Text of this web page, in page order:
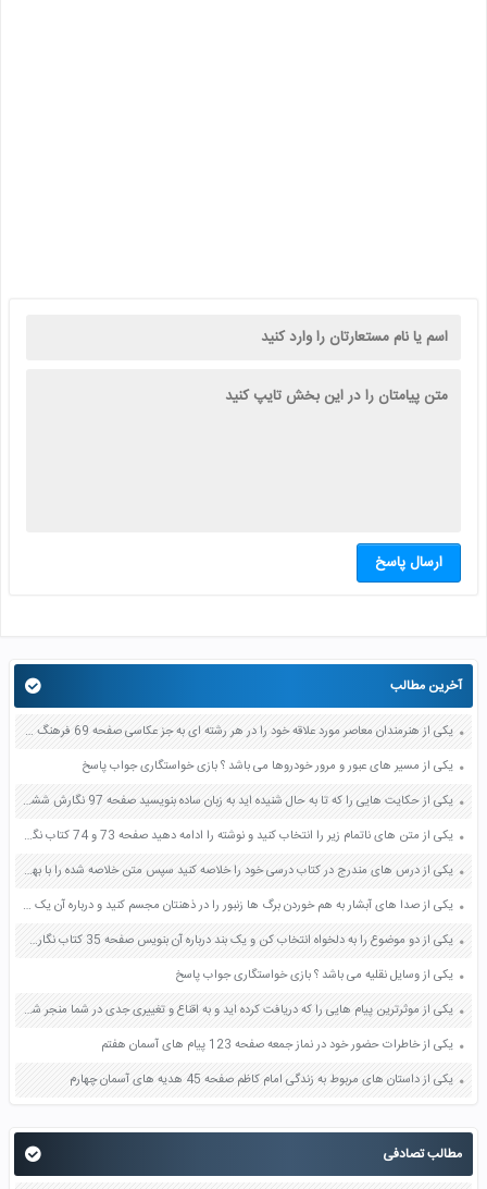
ارسال پاسخ
آخرین مطالب
یکی از هنرمندان معاصر مورد علاقه خود را در هر رشته ای به جز عکاسی صفحه 69 فرهنگ و هنر نهم
یکی از مسیر های عبور و مرور خودروها می باشد ؟ بازی خواستگاری جواب پاسخ
یکی از حکایت هایی را که تا به حال شنیده اید به زبان ساده بنویسید صفحه 97 نگارش ششم دبستان
یکی از متن های ناتمام زیر را انتخاب کنید و نوشته را ادامه دهید صفحه 73 و 74 کتاب نگارش فارسی پنجم دبستان
یکی از درس های مندرج در کتاب درسی خود را خلاصه کنید سپس متن خلاصه شده را با بهره گیری از روش های دسته بندی نمودار جدول نقشه مفهومی نشان دهید صفحه 118 نگارش یازدهم
یکی از صدا های آبشار به هم خوردن برگ ها زنبور را در ذهنتان مجسم کنید و درباره آن یک بند بنویسید صفحه 11 نگارش پنجم
یکی از دو موضوع را به دلخواه انتخاب کن و یک بند درباره آن بنویس صفحه 35 کتاب نگارش فارسی سوم
یکی از وسایل نقلیه می باشد ؟ بازی خواستگاری جواب پاسخ
یکی از موثرترین پیام هایی را که دریافت کرده اید و به اقناع و تغییری جدی در شما منجر شده است برسی کنید و علت این تاثیر گذاری قابل توجه را بنویسید صفحه 52 تفکر و سواد رسانه ای دهم
یکی از خاطرات حضور خود در نماز جمعه صفحه 123 پیام های آسمان هفتم
یکی از داستان های مربوط به زندگی امام کاظم صفحه 45 هدیه های آسمان چهارم
مطالب تصادفی